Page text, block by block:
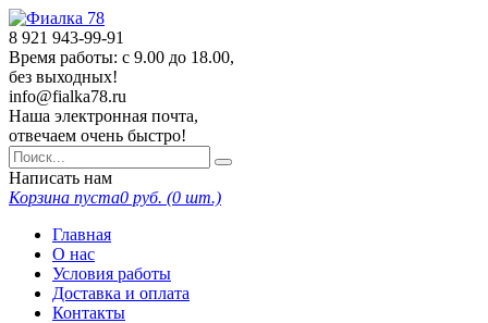
8 921 943-99-91
Время работы: с 9.00 до 18.00,
без выходных!
info@fialka78.ru
Наша электронная почта,
отвечаем очень быстро!
Написать нам
Корзина пуста0 руб. (0 шт.)
Главная
О нас
Условия работы
Доставка и оплата
Контакты